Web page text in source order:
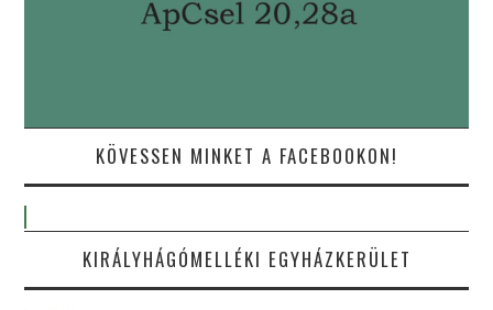
KÖVESSEN MINKET A FACEBOOKON!
KIRÁLYHÁGÓMELLÉKI EGYHÁZKERÜLET